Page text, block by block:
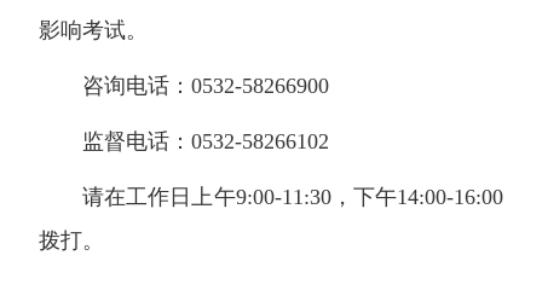
影响考试。
咨询电话：0532-58266900
监督电话：0532-58266102
请在工作日上午9:00-11:30，下午14:00-16:00
拨打。